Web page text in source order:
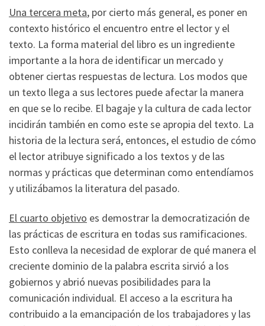
Una tercera meta, por cierto más general, es poner en
contexto histórico el encuentro entre el lector y el
texto. La forma material del libro es un ingrediente
importante a la hora de identificar un mercado y
obtener ciertas respuestas de lectura. Los modos que
un texto llega a sus lectores puede afectar la manera
en que se lo recibe. El bagaje y la cultura de cada lector
incidirán también en como este se apropia del texto. La
historia de la lectura será, entonces, el estudio de cómo
el lector atribuye significado a los textos y de las
normas y prácticas que determinan como entendíamos
y utilizábamos la literatura del pasado.
El cuarto objetivo es demostrar la democratización de
las prácticas de escritura en todas sus ramificaciones.
Esto conlleva la necesidad de explorar de qué manera el
creciente dominio de la palabra escrita sirvió a los
gobiernos y abrió nuevas posibilidades para la
comunicación individual. El acceso a la escritura ha
contribuido a la emancipación de los trabajadores y las